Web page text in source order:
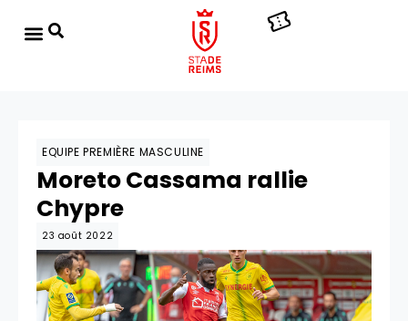
EQUIPE PREMIÈRE MASCULINE
Moreto Cassama rallie
Chypre
23 août 2022